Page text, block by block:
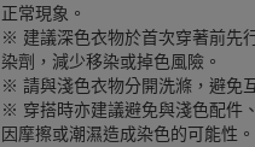
正常現象。
※ 建議深色衣物於首次穿著前先
染劑，減少移染或掉色風險。
※ 請與淺色衣物分開洗滌，避免
※ 穿搭時亦建議避免與淺色配件
因摩擦或潮濕造成染色的可能性。